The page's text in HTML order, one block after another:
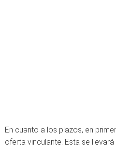
En cuanto a los plazos, en
oferta vinculante. Esta se